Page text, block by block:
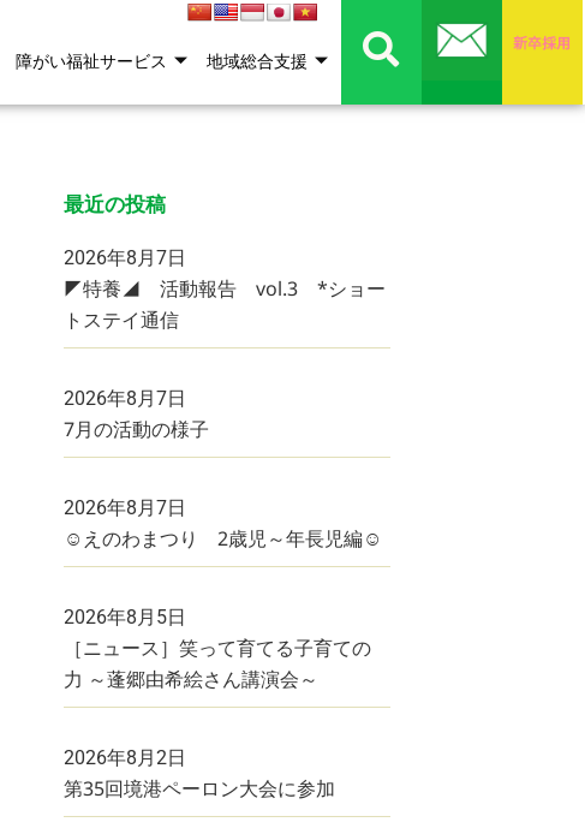
障がい福祉サービス 地域総合支援
最近の投稿
2026年8月7日
◤特養◢ 活動報告 vol.3 *ショー
トステイ通信
2026年8月7日
7月の活動の様子
2026年8月7日
☺えのわまつり 2歳児～年長児編☺
2026年8月5日
［ニュース］笑って育てる子育ての
力 ～蓬郷由希絵さん講演会～
2026年8月2日
第35回境港ペーロン大会に参加